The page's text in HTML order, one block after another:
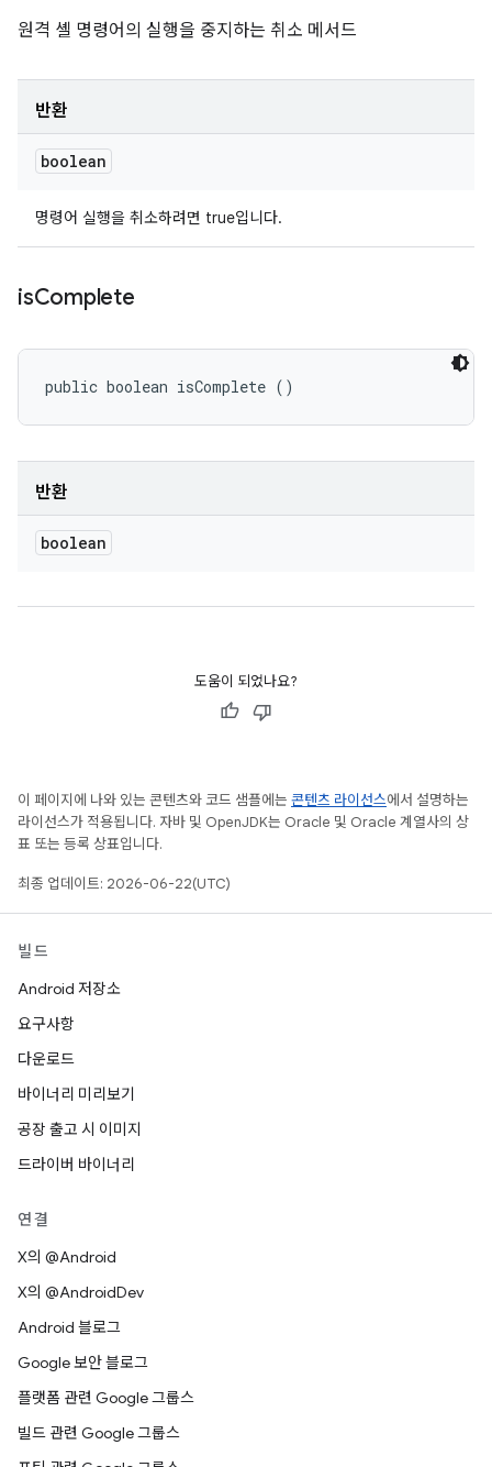
원격 셸 명령어의 실행을 중지하는 취소 메서드
반환
boolean
명령어 실행을 취소하려면 true입니다.
isComplete
public boolean isComplete ()
반환
boolean
도움이 되었나요?
이 페이지에 나와 있는 콘텐츠와 코드 샘플에는 콘텐츠 라이선스에서 설명하는
라이선스가 적용됩니다. 자바 및 OpenJDK는 Oracle 및 Oracle 계열사의 상
표 또는 등록 상표입니다.
최종 업데이트: 2026-06-22(UTC)
빌드
Android 저장소
요구사항
다운로드
바이너리 미리보기
공장 출고 시 이미지
드라이버 바이너리
연결
X의 @Android
X의 @AndroidDev
Android 블로그
Google 보안 블로그
플랫폼 관련 Google 그룹스
빌드 관련 Google 그룹스